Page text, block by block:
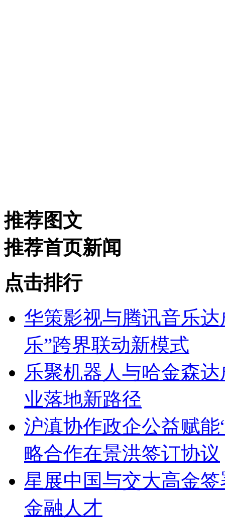
推荐图文
推荐首页新闻
点击排行
华策影视与腾讯音乐
乐”跨界联动新模式
乐聚机器人与哈金森
业落地新路径
沪滇协作政企公益赋
略合作在景洪签订协议
星展中国与交大高金
金融人才